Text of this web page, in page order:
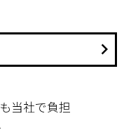
keyboard_arrow_right
当社で負担